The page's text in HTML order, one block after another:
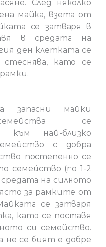
След няколко
майка, взета от
се затваря в
в средата на
ден клетката се
стеснява, като се
запасни майки
се
към най-близко
с добра
постепенно се
семейство (по 1-2
на силното
за рамките от
се затваря
като се поставя
си семейство.
не се бият е добре